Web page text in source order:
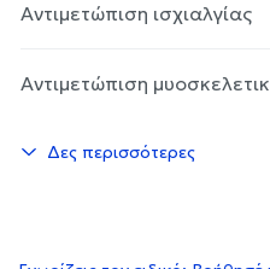
Αντιμετώπιση ισχιαλγίας
Αντιμετώπιση
Δες περισσότερες